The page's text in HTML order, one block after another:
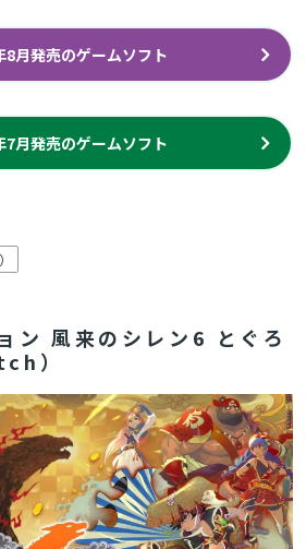
8月発売のゲームソフト
7月発売のゲームソフト
ン 風来のシレン6 とぐろ
）